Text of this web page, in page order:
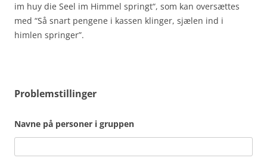
im huy die Seel im Himmel springt“, som kan oversættes
med “Så snart pengene i kassen klinger, sjælen ind i
himlen springer”.
Problemstillinger
Navne på personer i gruppen